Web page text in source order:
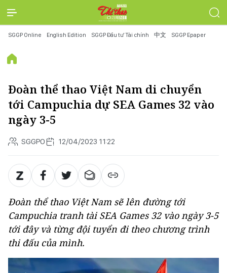
SGGP Online English Edition SGGP Đầu tư Tài chính 中文 SGGP Epaper
Đoàn thể thao Việt Nam di chuyển
tới Campuchia dự SEA Games 32 vào
ngày 3-5
SGGPO 12/04/2023 11:22
Đoàn thể thao Việt Nam sẽ lên đường tới
Campuchia tranh tài SEA Games 32 vào ngày 3-5
tới đây và từng đội tuyển đi theo chương trình
thi đấu của mình.